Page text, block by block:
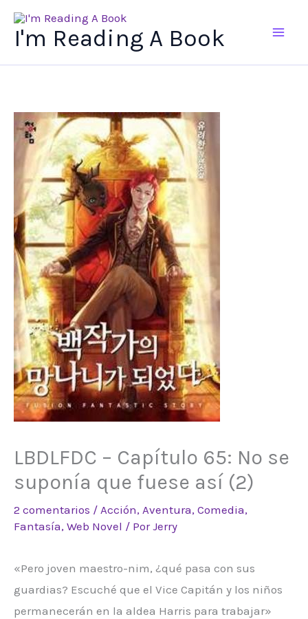
I'm Reading A Book
LBDLFDC – Capítulo 65: No se
suponía que fuese así (2)
2 comentarios / Acción, Aventura, Comedia,
Fantasía, Web Novel / PorJerry
«Pero joven maestro-nim, ¿qué pasa con sus
guardias? Escuché que el Vice Capitán y los niños
permanecerán en la aldea Harris para trabajar»